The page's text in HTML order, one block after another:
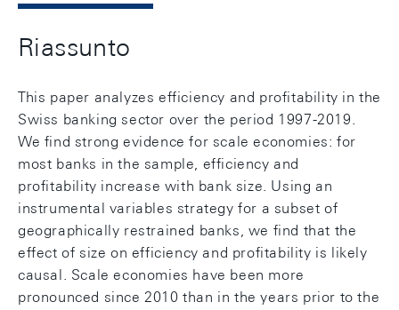
Riassunto
This paper analyzes efficiency and profitability in the
Swiss banking sector over the period 1997-2019.
We find strong evidence for scale economies: for
most banks in the sample, efficiency and
profitability increase with bank size. Using an
instrumental variables strategy for a subset of
geographically restrained banks, we find that the
effect of size on efficiency and profitability is likely
causal. Scale economies have been more
pronounced since 2010 than in the years prior to the